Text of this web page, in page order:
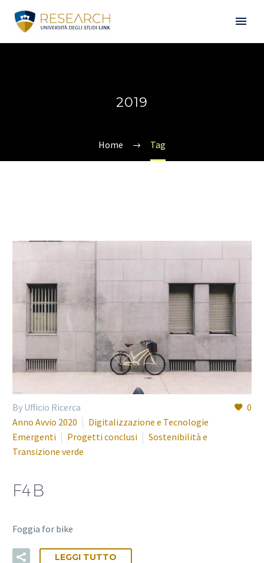
2019
Home Tag
0
By Ufficio Ricerca
Anno Avvio 2020
Digitalizzazione e Tecnologie
Emergenti
Progetti conclusi
Sostenibilità e
Transizione verde
F4B
Foggia for bike
LEGGI TUTTO